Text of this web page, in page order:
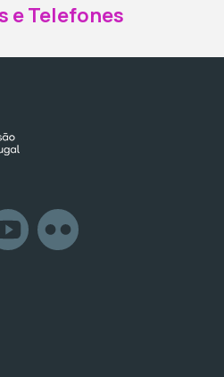
e Telefones